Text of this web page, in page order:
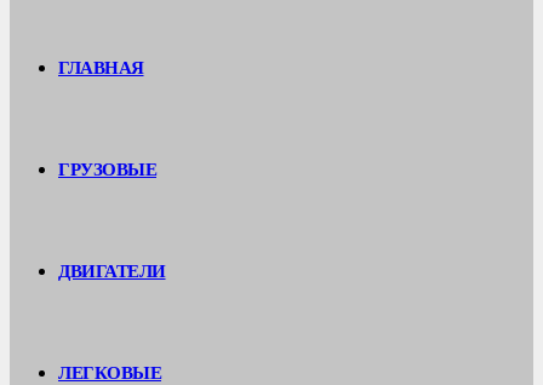
ГЛАВНАЯ
ГРУЗОВЫЕ
ДВИГАТЕЛИ
ЛЕГКОВЫЕ